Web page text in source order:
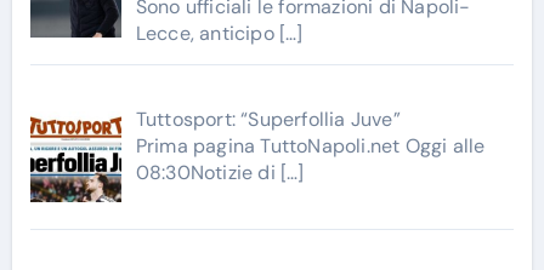
Sono ufficiali le formazioni di Napoli-
Lecce, anticipo […]
Tuttosport: “Superfollia Juve”
Prima pagina TuttoNapoli.net Oggi alle
08:30Notizie di […]